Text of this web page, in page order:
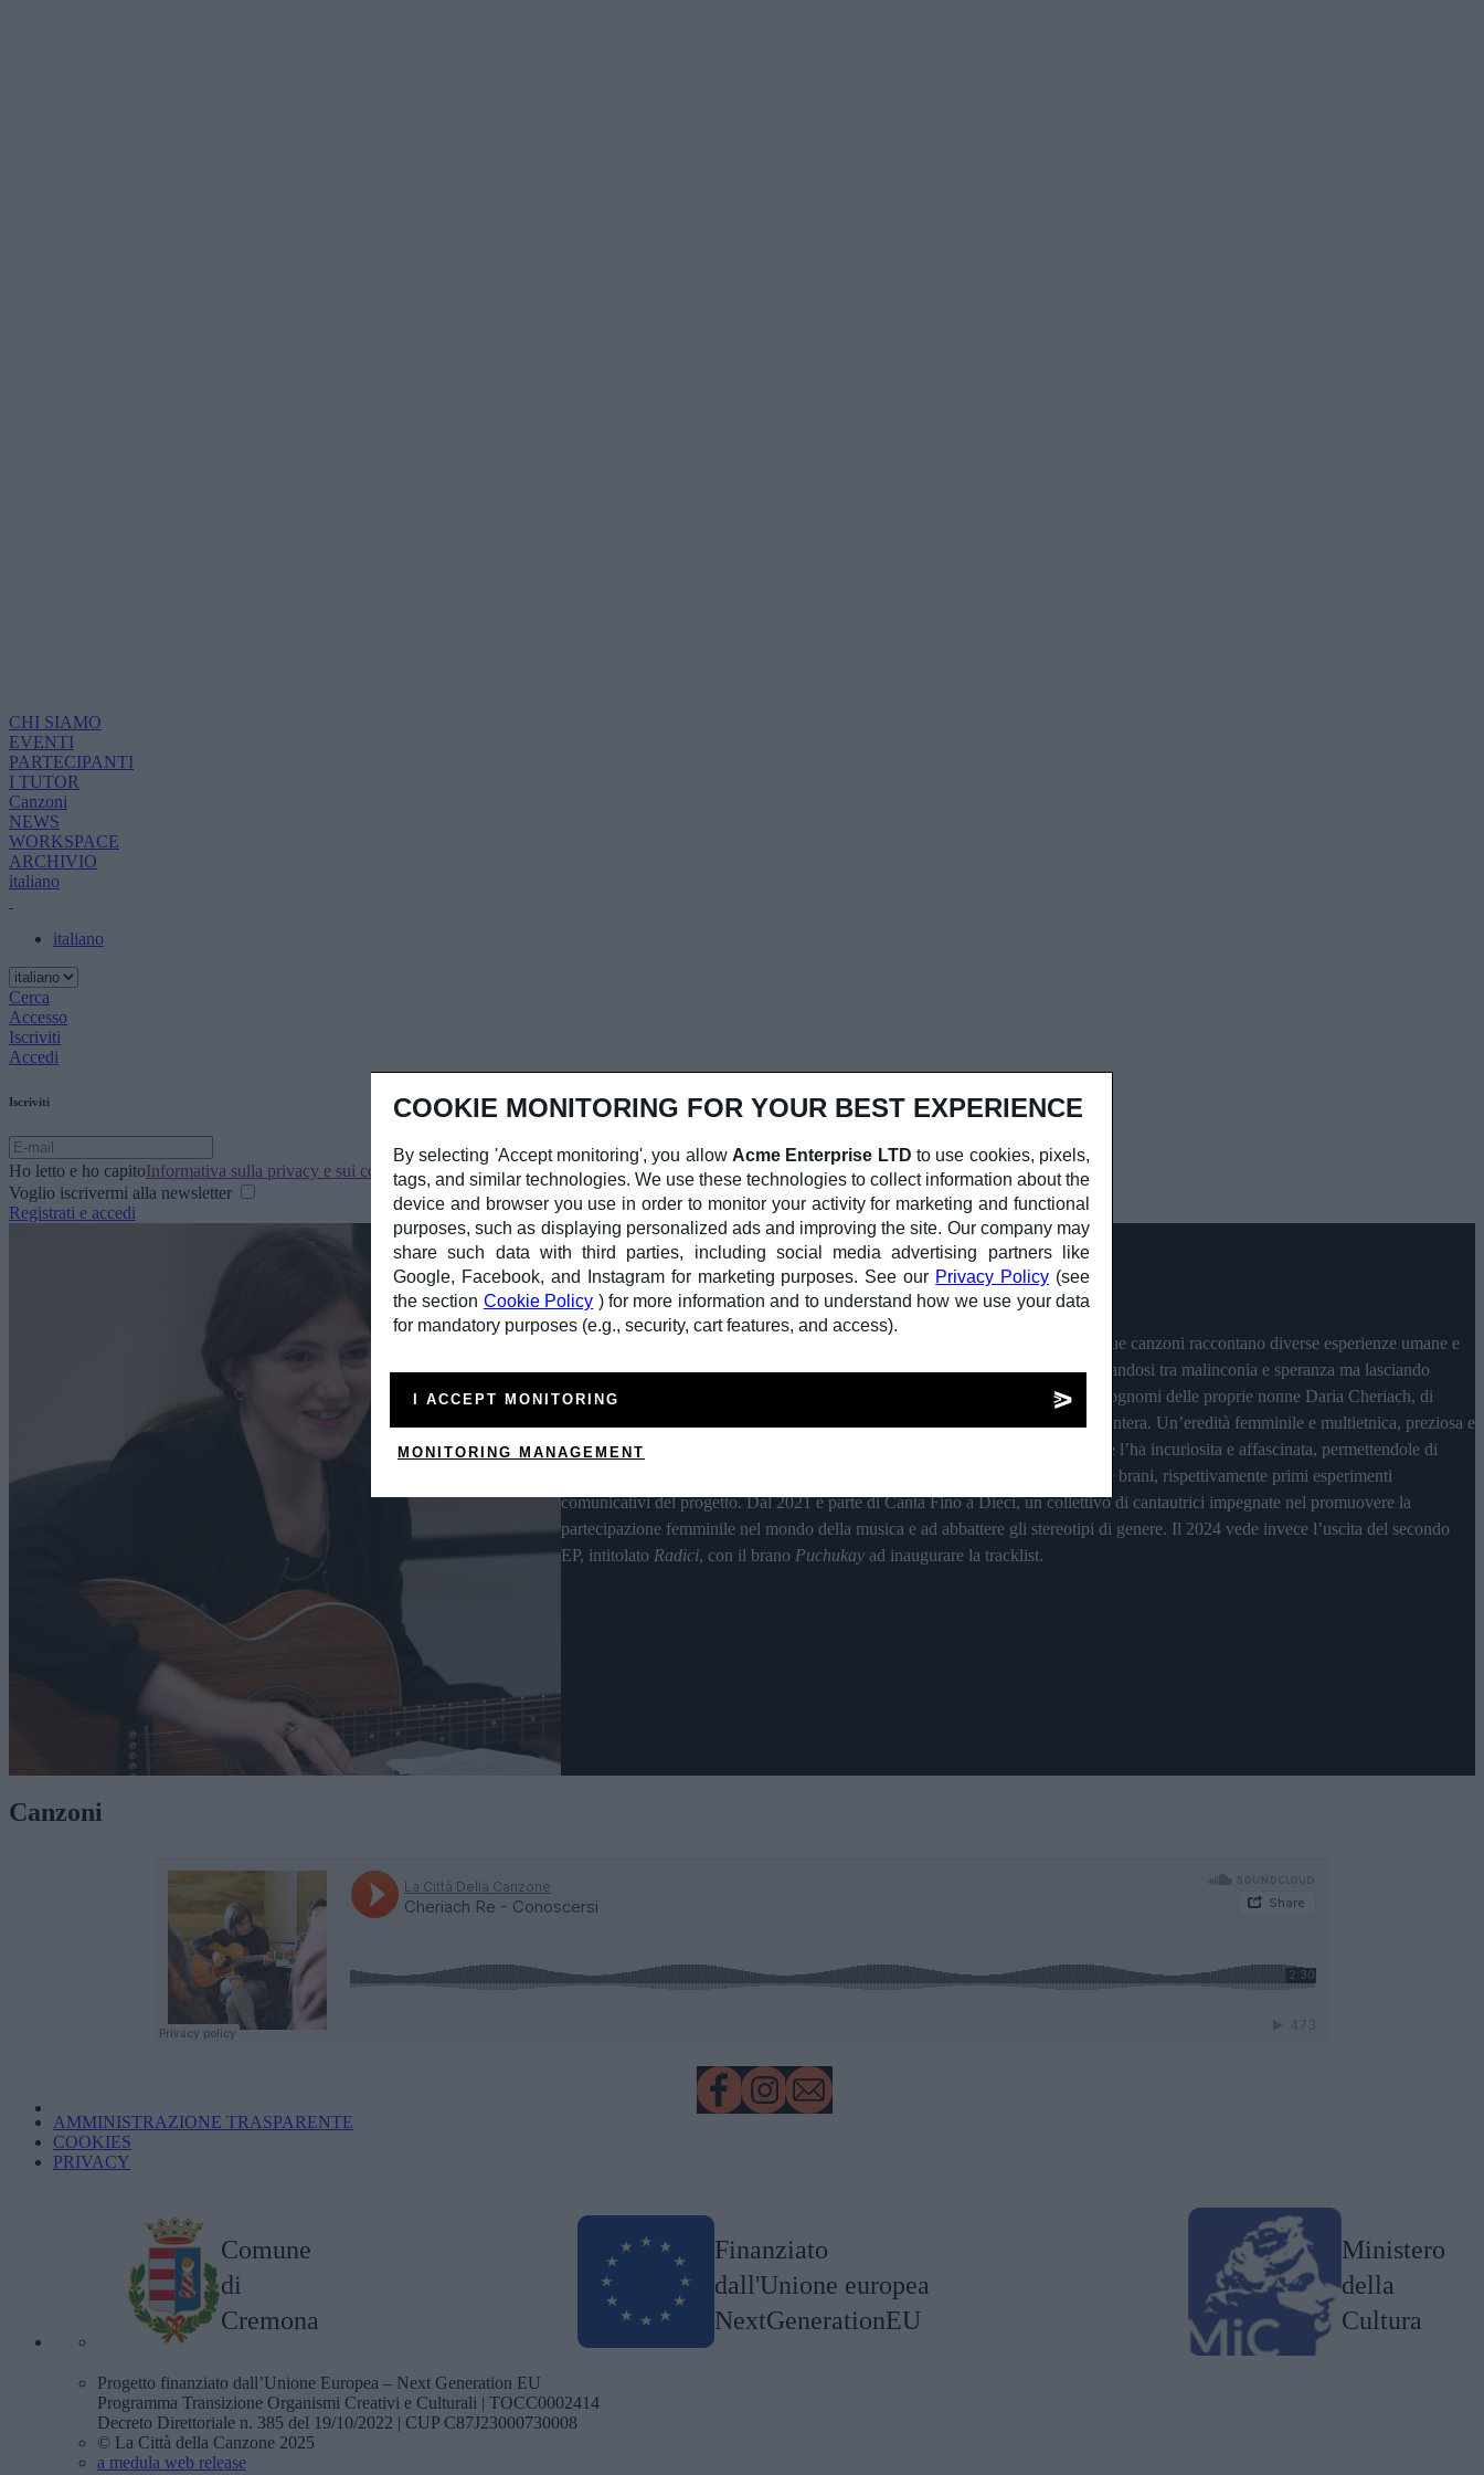
CHI SIAMO
EVENTI
PARTECIPANTI
I TUTOR
Canzoni
NEWS
WORKSPACE
ARCHIVIO
italiano
italiano
Cerca
Accesso
Iscriviti
Accedi
Iscriviti
Ho letto e ho capitoInformativa sulla privacy e sui cookie
Voglio iscrivermi alla newsletter
Registrati e accedi
I nostri partecipanti
Rossi Valeria
Cheriach Re, è una cantautrice comasca, chitarra e voce, melodia e istinto. Le sue canzoni raccontano diverse esperienze umane e
sociali, in chiave intima e sincera. Lo fanno timidamente ma con sicurezza, cullandosi tra malinconia e speranza ma lasciando
spazio anche a leggerezza e autoironia. Lo pseudonimo nasce dall’unione dei cognomi delle proprie nonne Daria Cheriach, di
origine istriana, e Giovanna Re, italiana ma trapiantata in Ecuador per una vita intera. Un’eredità femminile e multietnica, preziosa e
di grande stimolo: fin da bambina questo legame con terre lontane e sconosciute l’ha incuriosita e affascinata, permettendole di
, EP di cinque brani, rispettivamente primi esperimenti
comunicativi del progetto. Dal 2021 è parte di Canta Fino a Dieci, un collettivo di cantautrici impegnate nel promuovere la
partecipazione femminile nel mondo della musica e ad abbattere gli stereotipi di genere. Il 2024 vede invece l’uscita del secondo
EP, intitolato Radici, con il brano Puchukay ad inaugurare la tracklist.
Canzoni
AMMINISTRAZIONE TRASPARENTE
COOKIES
PRIVACY
Comune
di
Cremona
Finanziato
dall'Unione europea
NextGenerationEU
Ministero
della
Cultura
Progetto finanziato dall’Unione Europea – Next Generation EU
Programma Transizione Organismi Creativi e Culturali | TOCC0002414
Decreto Direttoriale n. 385 del 19/10/2022 | CUP C87J23000730008
© La Città della Canzone 2025
a medula web release
COOKIE MONITORING FOR YOUR BEST EXPERIENCE
By selecting 'Accept monitoring', you allow Acme Enterprise LTD to use cookies, pixels,
tags, and similar technologies. We use these technologies to collect information about the
device and browser you use in order to monitor your activity for marketing and functional
purposes, such as displaying personalized ads and improving the site. Our company may
share such data with third parties, including social media advertising partners like
Google, Facebook, and Instagram for marketing purposes. See our Privacy Policy (see
the section Cookie Policy ) for more information and to understand how we use your data
for mandatory purposes (e.g., security, cart features, and access).
I ACCEPT MONITORING
MONITORING MANAGEMENT